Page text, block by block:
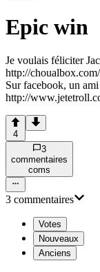
Epic win
Je voulais féliciter
http://
Sur facebook, un
http://
4
3
commentaires
coms
3 commentaires
Votes
Nouveaux
Anciens